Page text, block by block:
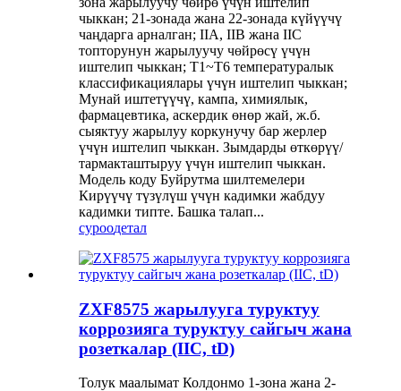
чыккан; 21-зонада жана 22-зонада күйүүчү
чаңдарга арналган; IIA, IIB жана IIC
топторунун жарылуучу чөйрөсү үчүн
иштелип чыккан; T1~T6 температуралык
классификациялары үчүн иштелип чыккан;
Мунай иштетүүчү, кампа, химиялык,
фармацевтика, аскердик өнөр жай, ж.б.
сыяктуу жарылуу коркунучу бар жерлер
үчүн иштелип чыккан. Зымдарды өткөрүү/
тармакташтыруу үчүн иштелип чыккан.
Модель коду Буйрутма шилтемелери
Кирүүчү түзүлүш үчүн кадимки жабдуу
кадимки типте. Башка талап...
суроодетал
ZXF8575 жарылууга туруктуу
коррозияга туруктуу сайгыч жана
розеткалар (IIC, tD)
Толук маалымат Колдонмо 1-зона жана 2-